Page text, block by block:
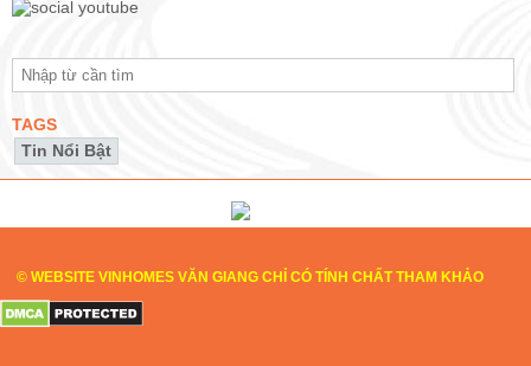
TAGS
Tin Nổi Bật
© WEBSITE VINHOMES VĂN GIANG CHỈ CÓ TÍNH CHẤT THAM KHẢO